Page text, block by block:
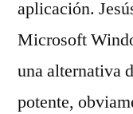
aplicación.
Microsoft
una alternativa
potente,